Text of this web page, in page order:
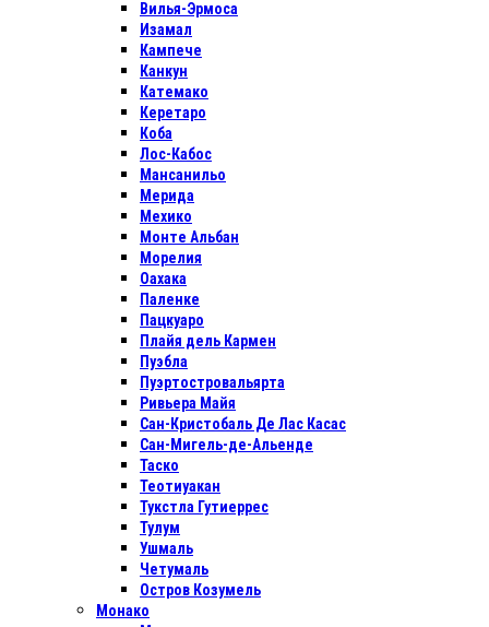
Вилья-Эрмоса
Изамал
Кампече
Канкун
Катемако
Керетаро
Коба
Лос-Кабос
Мансанильо
Мерида
Мехико
Монте Альбан
Морелия
Оахака
Паленке
Пацкуаро
Плайя дель Кармен
Пуэбла
Пуэртостровальярта
Ривьера Майя
Сан-Кристобаль Де Лас Касас
Сан-Мигель-де-Альенде
Таско
Теотиуакан
Тукстла Гутиеррес
Тулум
Ушмаль
Четумаль
Остров Козумель
Монако